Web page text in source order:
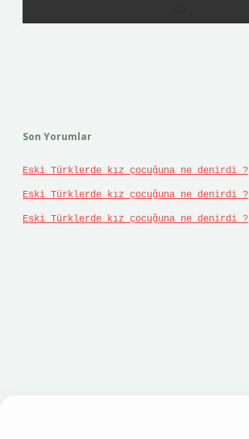
Son Yorumlar
Eski Türklerde kız çocuğuna ne denirdi ?
Eski Türklerde kız çocuğuna ne denirdi ?
Eski Türklerde kız çocuğuna ne denirdi ?